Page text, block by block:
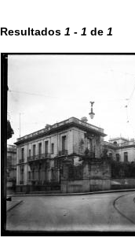
Resultados 1 - 1 de 1